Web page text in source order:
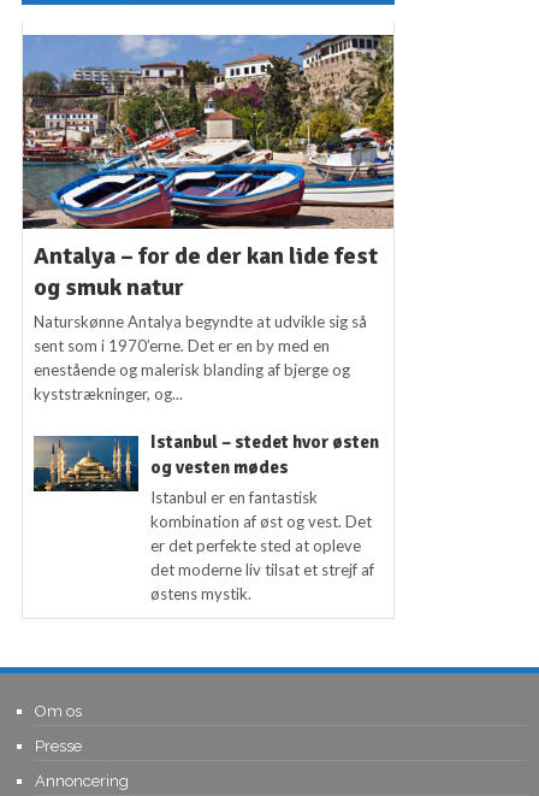
Antalya – for de der kan lide fest
og smuk natur
Naturskønne Antalya begyndte at udvikle sig så
sent som i 1970’erne. Det er en by med en
enestående og malerisk blanding af bjerge og
kyststrækninger, og...
Istanbul – stedet hvor østen
og vesten mødes
Istanbul er en fantastisk
kombination af øst og vest. Det
er det perfekte sted at opleve
det moderne liv tilsat et strejf af
østens mystik.
Om os
Presse
Annoncering